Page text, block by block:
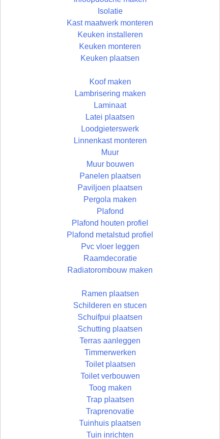
Isolatie
Kast maatwerk monteren
Keuken installeren
Keuken monteren
Keuken plaatsen
Koof maken
Lambrisering maken
Laminaat
Latei plaatsen
Loodgieterswerk
Linnenkast monteren
Muur
Muur bouwen
Panelen plaatsen
Paviljoen plaatsen
Pergola maken
Plafond
Plafond houten profiel
Plafond metalstud profiel
Pvc vloer leggen
Raamdecoratie
Radiatorombouw maken
Ramen plaatsen
Schilderen en stucen
Schuifpui plaatsen
Schutting plaatsen
Terras aanleggen
Timmerwerken
Toilet plaatsen
Toilet verbouwen
Toog maken
Trap plaatsen
Traprenovatie
Tuinhuis plaatsen
Tuin inrichten